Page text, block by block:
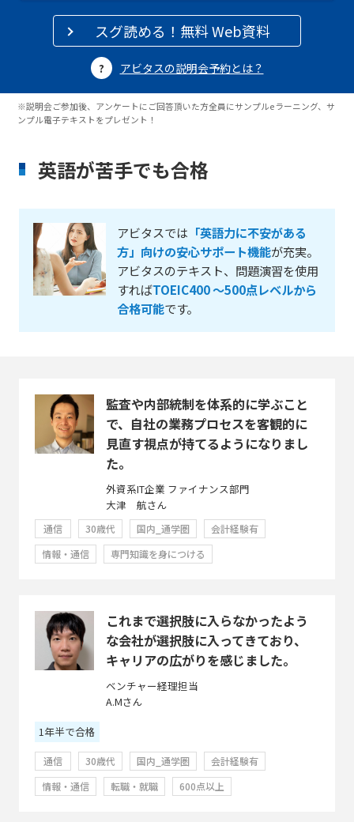
スグ読める！無料 Web資料
アビタスの説明会予約とは？
※説明会ご参加後、アンケートにご回答頂いた方全員にサンプルeラーニング、サ
ンプル電子テキストをプレゼント！
英語が苦手でも合格
アビタスでは 「英語力に不安がある
方」向けの安心サポート機能が充実。
アビタスのテキスト、問題演習を使用
すればTOEIC400 ～500点レベルから
合格可能です。
監査や内部統制を体系的に学ぶこと
で、自社の業務プロセスを客観的に
見直す視点が持てるようになりまし
た。
外資系IT企業 ファイナンス部門
大津 航さん
通信 30歳代 国内_通学圏
会計経験有
情報・通信
専門知識を身につける
これまで選択肢に入らなかったよう
な会社が選択肢に入ってきており、
キャリアの広がりを感じました。
ベンチャー経理担当
A.Mさん
1年半で合格
通信 30歳代 国内_通学圏
会計経験有
情報・通信
転職・就職 600点以上